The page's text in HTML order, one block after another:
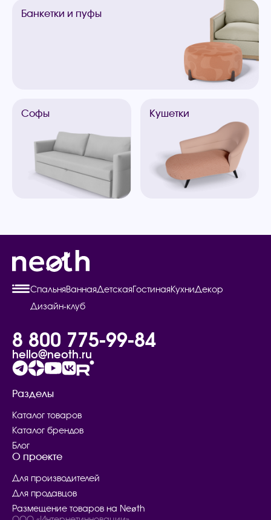
Банкетки и пуфы
Софы Кушетки
СпальняВаннаяДетскаяГостинаяКухниДекор
Дизайн-клуб
8 800 775-99-84
hello@neoth.ru
Разделы
Каталог товаров
Каталог брендов
Блог
О проекте
Для производителей
Для продавцов
Размещение товаров на Neøth